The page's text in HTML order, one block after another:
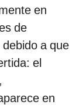
en
de
a que
el
en